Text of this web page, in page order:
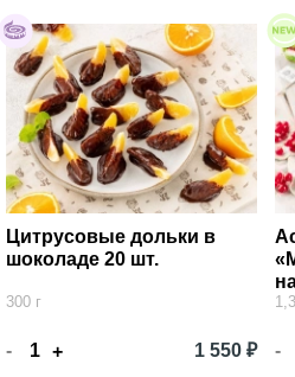
Цитрусовые дольки в
шоколаде 20 шт.
300 г
- + 1 550 ₽ -